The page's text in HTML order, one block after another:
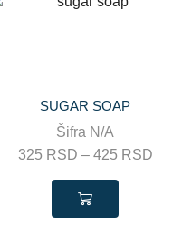
SUGAR SOAP
Šifra N/A
325 RSD – 425 RSD